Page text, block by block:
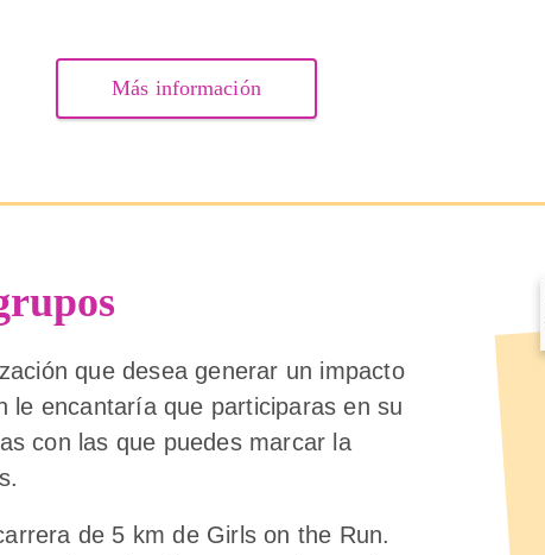
Más información
que desea generar un impacto
le encantaría que participaras en su
con las que puedes marcar la
de 5 km de Girls on the Run.